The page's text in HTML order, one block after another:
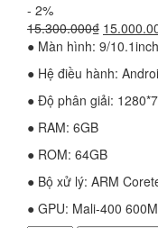
- 2%
15.300.000₫ Giá
gốc
● Màn hình: 9/
● Hệ điều hành:
● Độ phân giải:
● RAM: 6GB
● ROM: 64GB
● Bộ xử lý: ARM
● GPU: Mali-400